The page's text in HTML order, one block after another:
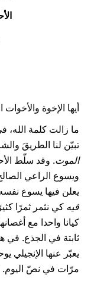
الأحد 29
أيها الإخوة
ما زالت كلمة الله،
تبيّن لنا الطريقَ
الموت. وقد سلّط
ويسوع الراعي
يعلن فيها يسوع
فيه
كيانا واحدا مع
ثابتة في الجذع. في
يعبّر عنها الإنجيلي
مرّات في نصّ اليوم.